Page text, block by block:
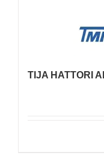
TIJA HATTORI